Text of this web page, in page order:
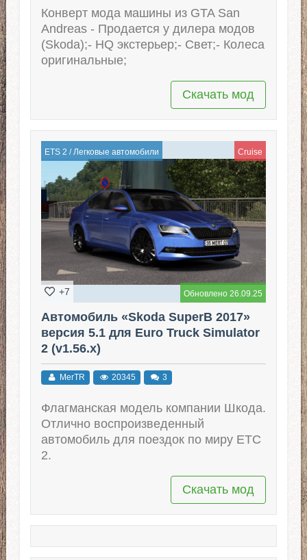
Конверт мода машины из GTA San
Andreas - Продается у дилера модов
(Skoda);- HQ экстерьер;- Свет;- Колеса
оригинальные;
Скачать мод
ETS 2 / Легковые автомобили Cruise
Обновлено 26.09.25
+7
Автомобиль «Skoda SuperB 2017»
версия 5.1 для Euro Truck Simulator
2 (v1.56.x)
MerTR 20345 3
Флагманская модель компании Шкода.
Отлично воспроизведенный
автомобиль для поездок по миру ЕТС
2.
Скачать мод